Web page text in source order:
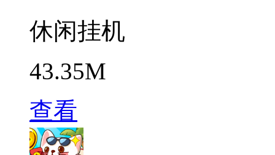
休闲挂机
43.35M
查看